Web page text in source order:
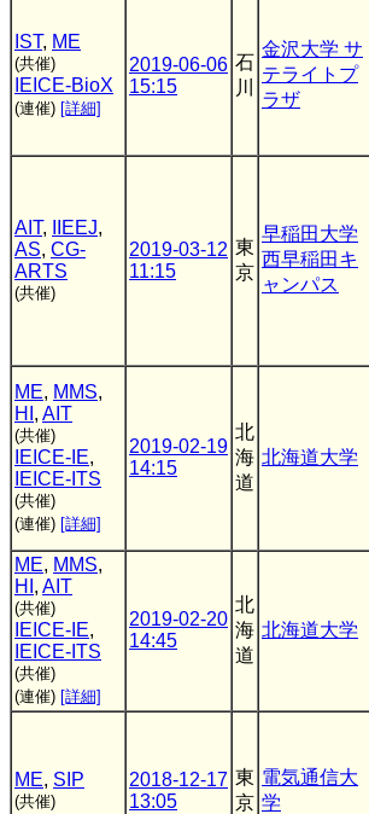
IST, ME
(共催)
IEICE-BioX
(連催) [詳細]
2019-06-06
15:15
石
川
金沢大学 サ
テライトプ
ラザ
AIT, IIEEJ,
AS, CG-
ARTS
(共催)
2019-03-12
11:15
東
京
早稲田大学
西早稲田キ
ャンパス
ME, MMS,
HI , AIT
(共催)
IEICE-IE,
IEICE-ITS
(共催)
(連催) [詳細]
2019-02-19
14:15
北
海
道
北海道大学
ME, MMS,
HI , AIT
(共催)
IEICE-IE,
IEICE-ITS
(共催)
(連催) [詳細]
2019-02-20
14:45
北
海
道
北海道大学
ME, SIP
(共催)
2018-12-17
13:05
東
京
電気通信大
学